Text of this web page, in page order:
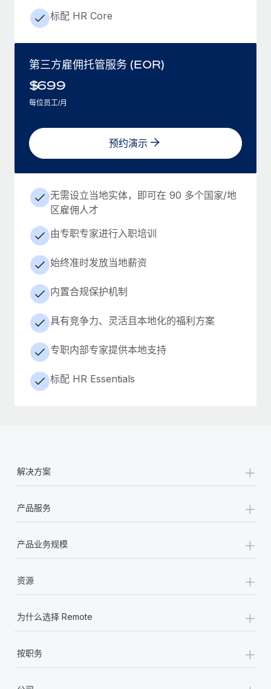
标配 HR Core
第三方雇佣托管服务 (EOR)
$699
每位员工/月
预约演示
无需设立当地实体，即可在 90 多个国家/地
区雇佣人才
由专职专家进行入职培训
始终准时发放当地薪资
内置合规保护机制
具有竞争力、灵活且本地化的福利方案
专职内部专家提供本地支持
标配 HR Essentials
解决方案 +
产品服务 +
产品业务规模 +
资源 +
为什么选择 Remote +
按职务 +